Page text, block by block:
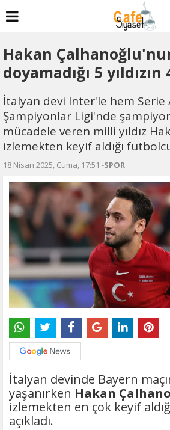
Hakan
doyamadığı 5
İtalyan devi Inter'le hem Serie
Şampiyonlar Ligi'nde
mücadele veren milli yıldız
izlemekten keyif aldığı
18 Nisan 2025, Cuma, 17:51 -SPOR
İtalyan devinde Bayern
yaşanırken Hakan
izlemekten en çok keyif
açıkladı.